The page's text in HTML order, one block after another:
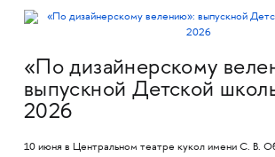
«По дизайнерскому
выпускной Детской
2026
10 июня в Центральном театре кукол имени С. В.